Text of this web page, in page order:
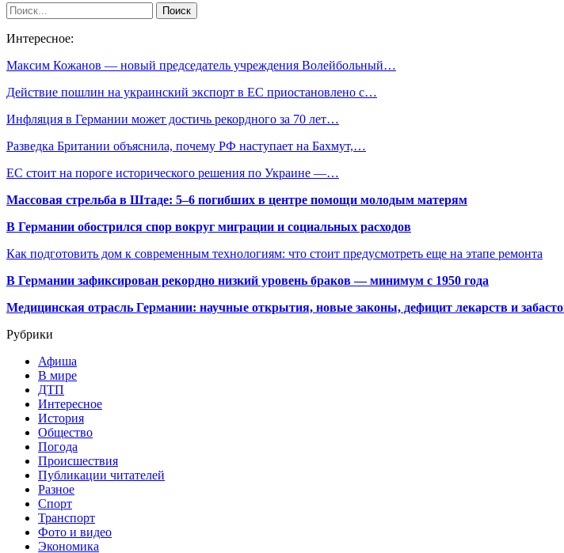
Интересное:
Максим Кожанов — новый председатель учреждения Волейбольный…
Действие пошлин на украинский экспорт в ЕС приостановлено с…
Инфляция в Германии может достичь рекордного за 70 лет…
Разведка Британии объяснила, почему РФ наступает на Бахмут,…
ЕС стоит на пороге исторического решения по Украине —…
Массовая стрельба в Штаде: 5–6 погибших в центре помощи молодым матерям
В Германии обострился спор вокруг миграции и социальных расходов
Как подготовить дом к современным технологиям: что стоит предусмотреть еще на этапе ремонта
В Германии зафиксирован рекордно низкий уровень браков — минимум с 1950 года
Медицинская отрасль Германии: научные открытия, новые законы, дефицит лекарств и
Рубрики
Афиша
В мире
ДТП
Интересное
История
Общество
Погода
Происшествия
Публикации читателей
Разное
Спорт
Транспорт
Фото и видео
Экономика